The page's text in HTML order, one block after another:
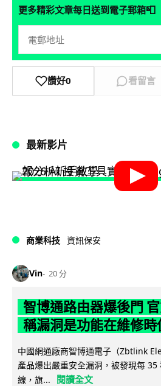
更多精彩文章每日送到電子郵箱📮
讚好0 看留言
最新影片
商業科技 資訊保安
Vin 20 分
智博通路由器爆後門
稱漏洞是功能在維修時
中國網通廠商智博通電子（Zbtlink
產品爆出嚴重安全漏洞，被發現每
線，旗...
閱讀全文